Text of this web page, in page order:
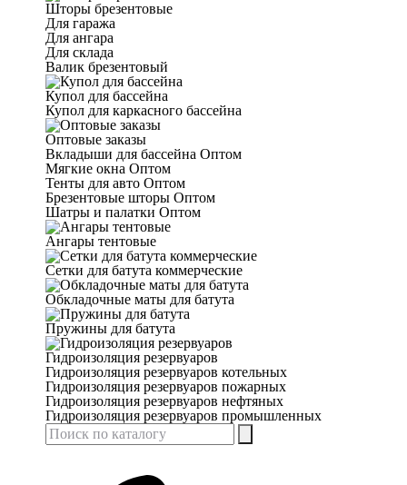
Шторы брезентовые
Для гаража
Для ангара
Для склада
Валик брезентовый
Купол для бассейна
Купол для каркасного бассейна
Оптовые заказы
Вкладыши для бассейна Оптом
Мягкие окна Оптом
Тенты для авто Оптом
Брезентовые шторы Оптом
Шатры и палатки Оптом
Ангары тентовые
Сетки для батута коммерческие
Обкладочные маты для батута
Пружины для батута
Гидроизоляция резервуаров
Гидроизоляция резервуаров котельных
Гидроизоляция резервуаров пожарных
Гидроизоляция резервуаров нефтяных
Гидроизоляция резервуаров промышленных